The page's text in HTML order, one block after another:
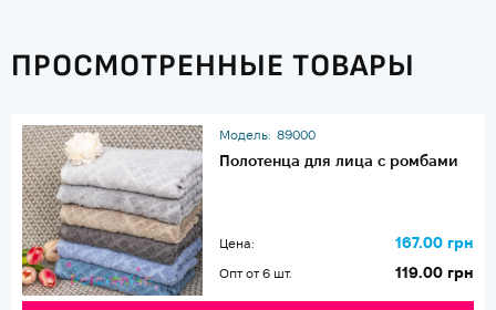
ПРОСМОТРЕННЫЕ ТОВАРЫ
Модель: 89000
Полотенца для лица с ромбами
Цена: 167.00 грн
Опт от 6 шт. 119.00 грн